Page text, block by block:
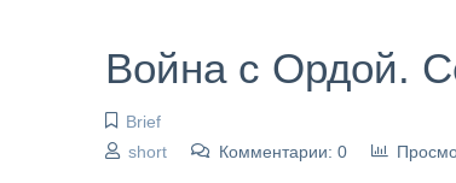
Война с Ордой.
Brief
short
Комментарии: 0